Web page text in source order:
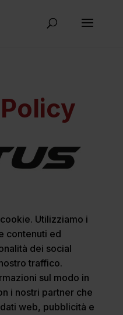
Utilizziamo i
contenuti ed
dei social
traffico.
sul modo in
i nostri partner che
web, pubblicità e